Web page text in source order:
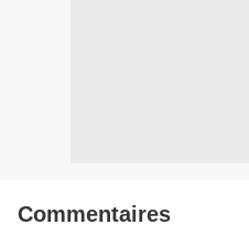
Commentaires